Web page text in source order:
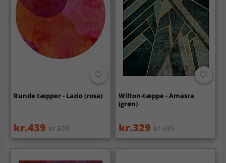
Runde tæpper - Lazio (rosa)
kr.439 kr.629
Wilton-tæppe - Amasra
(grøn)
kr.329 kr.439